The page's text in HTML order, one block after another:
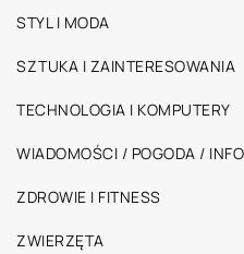
STYL I MODA
SZTUKA I ZAINTERESOWANIA
TECHNOLOGIA I KOMPUTERY
WIADOMOŚCI / POGODA /
ZDROWIE I FITNESS
ZWIERZĘTA